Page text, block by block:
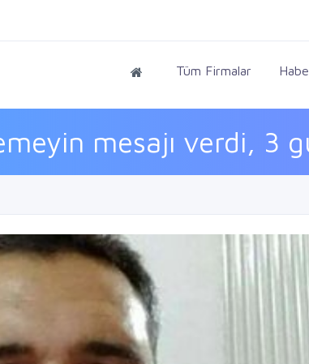
Tüm Firmalar
mesajı verdi, 3